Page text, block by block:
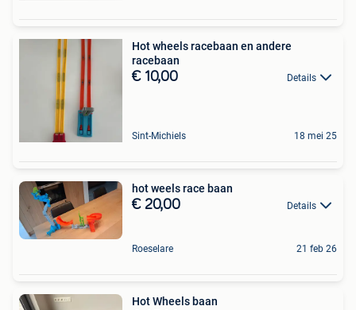
Hot wheels racebaan en andere
racebaan
€ 10,00 Details
Sint-Michiels 18 mei 25
hot weels race baan
€ 20,00 Details
Roeselare 21 feb 26
Hot Wheels baan